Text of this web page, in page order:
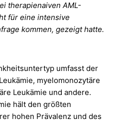
therapienaiven AML-
für eine intensive
kommen, gezeigt hatte.
umfasst der
myelomonozytäre
Leukämie und andere.
hält den größten
hohen Prävalenz und des